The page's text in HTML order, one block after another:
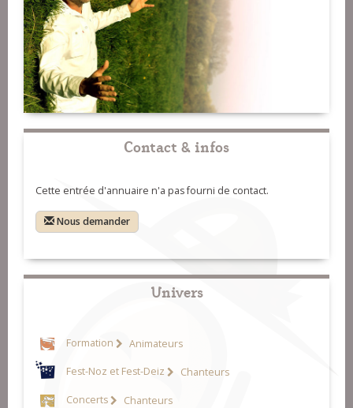
Contact & infos
Cette entrée d'annuaire n'a pas fourni de contact.
Nous demander
Univers
Formation Animateurs
Fest-Noz et Fest-Deiz Chanteurs
Concerts Chanteurs